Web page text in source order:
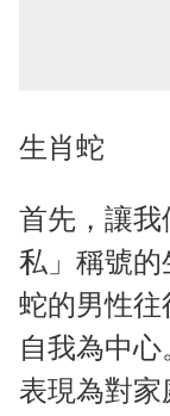
生肖蛇
首先，讓我
私」稱號
蛇的男性
自我為中
表現為對